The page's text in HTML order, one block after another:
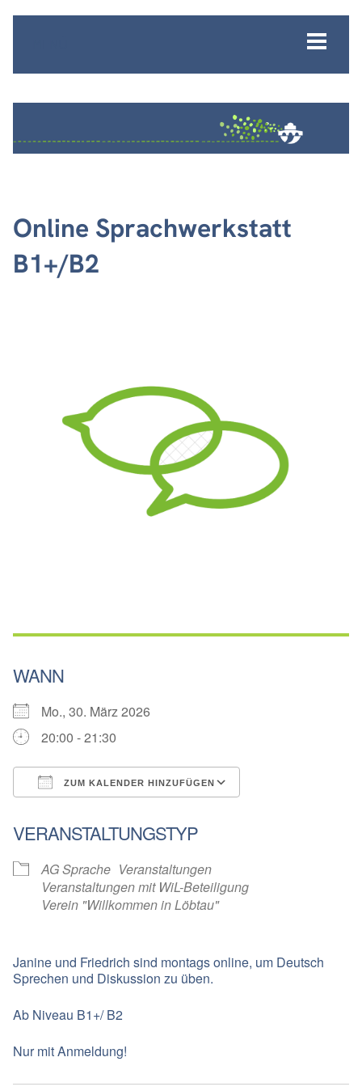
Online Sprachwerkstatt
B1+/B2
WANN
Mo., 30. März 2026
20:00 - 21:30
ZUM KALENDER HINZUFÜGEN
VERANSTALTUNGSTYP
AG Sprache Veranstaltungen
Veranstaltungen mit WiL-Beteiligung
Verein "Willkommen in Löbtau"
Janine und Friedrich sind montags online, um Deutsch
Sprechen und Diskussion zu üben.
Ab Niveau B1+/ B2
Nur mit Anmeldung!